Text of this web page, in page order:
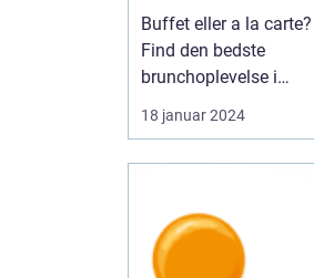
eventyrrejsende og
backpackere
Buffet eller a la carte?
Find den bedste
brunchoplevelse i
København Introduktion
til brunch i København
København og tilbyder
en perfekt kombination
af morgenmad og
18 januar 2024